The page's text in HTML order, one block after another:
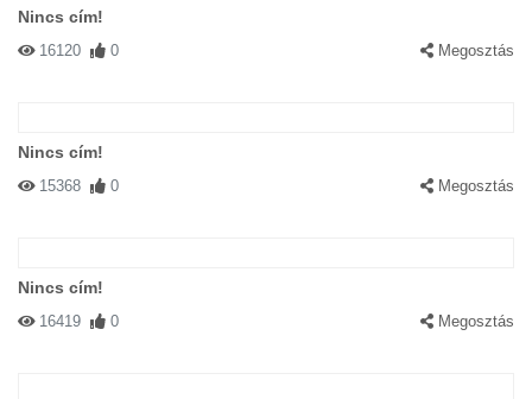
Nincs cím!
16120 0 Megosztás
Nincs cím!
15368 0 Megosztás
Nincs cím!
16419 0 Megosztás